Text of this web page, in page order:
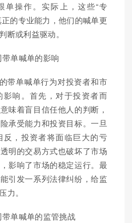
单操作。实际上，这些“专
的专业能力，他们的喊单更
断或利益驱动。
单喊单的影响
带单喊单行为对投资者和市
响。首先，对于投资者而
味着盲目信任他人的判断，
承受能力和投资目标。一旦
反，投资者将面临巨大的亏
明的交易方式也破坏了市场
影响了市场的稳定运行。最
引发一系列法律纠纷，给监
力。
单喊单的监管挑战